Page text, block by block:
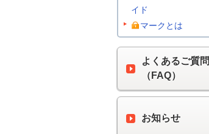
イド
マークとは
よくあるご質問
（FAQ）
お知らせ